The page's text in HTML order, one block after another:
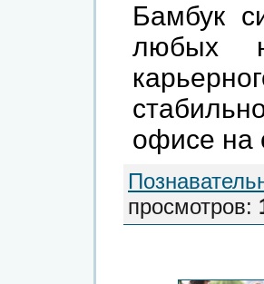
Бамбук
любых
офисе на
просмотров: